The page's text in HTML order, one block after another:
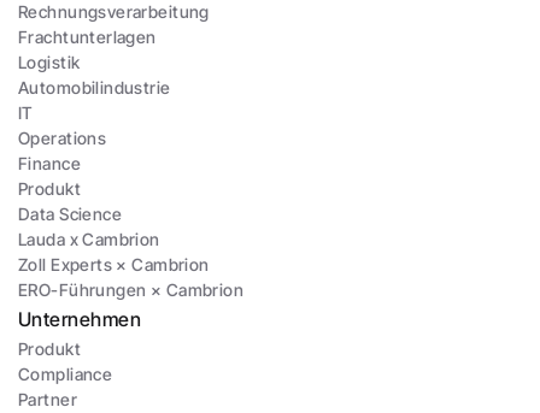
Rechnungsverarbeitung
Frachtunterlagen
Logistik
Automobilindustrie
IT
Operations
Finance
Produkt
Data Science
Lauda x Cambrion
Zoll Experts × Cambrion
ERO-Führungen × Cambrion
Unternehmen
Produkt
Compliance
Partner